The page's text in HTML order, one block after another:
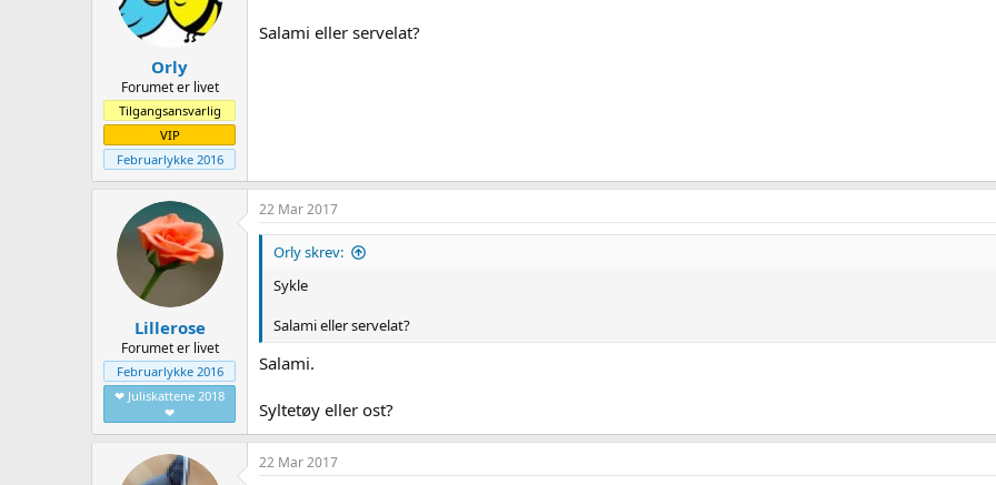
Orly
Forumet er livet
Tilgangsansvarlig
VIP
Februarlykke 2016
Salami eller servelat?
Lillerose
Forumet er livet
Februarlykke 2016
❤ Juliskattene 2018
❤
22 Mar 2017
Orly skrev:
Sykle
Salami eller servelat?
Salami.
Syltetøy eller ost?
22 Mar 2017